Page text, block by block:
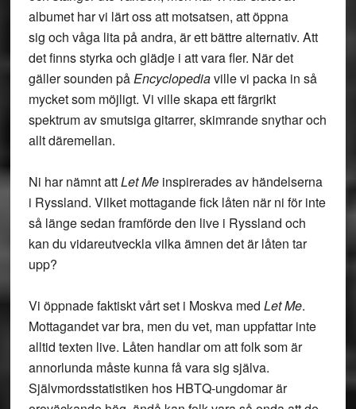
albumet har vi lärt oss att motsatsen, att öppna
sig och våga lita på andra, är ett bättre alternativ. Att
det finns styrka och glädje i att vara fler. När det
gäller sounden påEncyclopediaville vi packa in så
mycket som möjligt. Vi ville skapa ett färgrikt
spektrum av smutsiga gitarrer, skimrande snythar och
allt däremellan.
Ni har nämnt attLet Meinspirerades av händelserna
i Ryssland. Vilket mottagande fick låten när ni för inte
så länge sedan framförde den live i Ryssland och
kan du vidareutveckla vilka ämnen det är låten tar
upp?
Vi öppnade faktiskt vårt set i Moskva med Let Me.
Mottagandet var bra, men du vet, man uppfattar inte
alltid texten live. Låten handlar om att folk som är
annorlunda måste kunna få vara sig själva.
Självmordsstatistiken hos HBTQ-ungdomar är